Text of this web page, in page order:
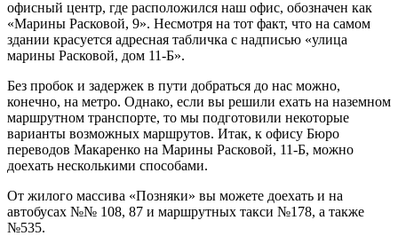
офисный центр, где расположился наш офис, обозначен как
«Марины Расковой, 9». Несмотря на тот факт, что на самом
здании красуется адресная табличка с надписью «улица
марины Расковой, дом 11-Б».
Без пробок и задержек в пути добраться до нас можно,
конечно, на метро. Однако, если вы решили ехать на наземном
маршрутном транспорте, то мы подготовили некоторые
варианты возможных маршрутов. Итак, к офису Бюро
переводов Макаренко на Марины Расковой, 11-Б, можно
доехать несколькими способами.
От жилого массива «Позняки» вы можете доехать и на
автобусах №№ 108, 87 и маршрутных такси №178, а также
№535.